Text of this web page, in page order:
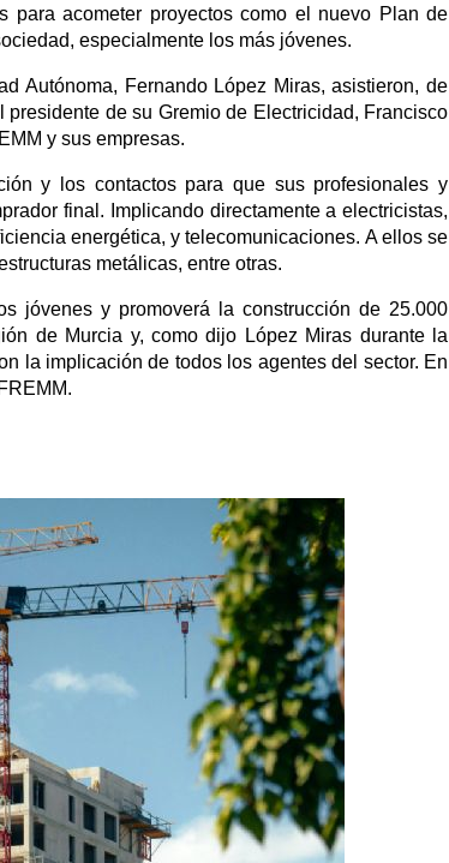
para acometer proyectos como el nuevo Plan de
especialmente los más jóvenes.
Autónoma, Fernando López Miras, asistieron, de
de su Gremio de Electricidad, Francisco
y sus empresas.
y los contactos para que sus profesionales y
final. Implicando directamente a electricistas,
energética, y telecomunicaciones. A ellos se
metálicas, entre otras.
jóvenes y promoverá la construcción de 25.000
de Murcia y, como dijo López Miras durante la
la implicación de todos los agentes del sector. En